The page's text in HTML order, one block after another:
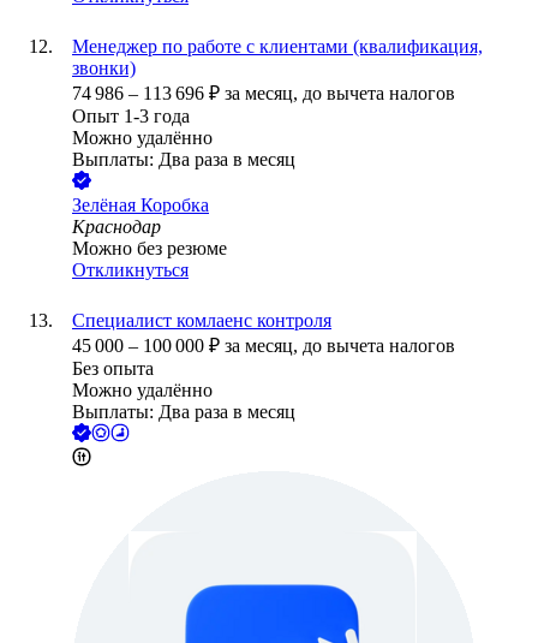
Менеджер по работе с клиентами (квалификация,
звонки)
74 986 – 113 696 ₽ за месяц, до вычета налогов
Опыт 1-3 года
Можно удалённо
Выплаты: Два раза в месяц
Зелёная Коробка
Краснодар
Можно без резюме
Откликнуться
Специалист комлаенс контроля
45 000 – 100 000 ₽ за месяц, до вычета налогов
Без опыта
Можно удалённо
Выплаты: Два раза в месяц